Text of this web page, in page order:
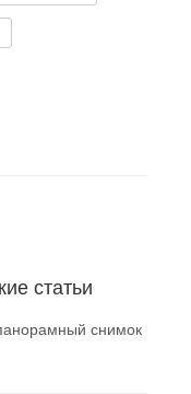
статьи
снимок